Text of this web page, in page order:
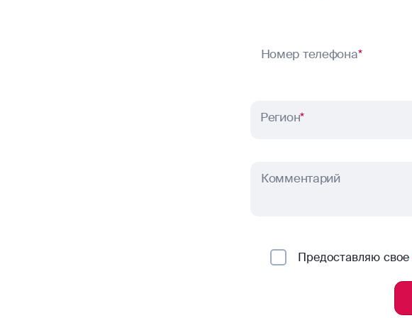
Номер телефона*
Регион*
Комментарий
Предоставляю свое